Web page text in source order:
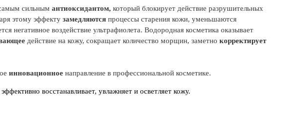
сильным антиоксидантом, который блокирует действие разрушительных
этому эффекту замедляются процессы старения кожи, уменьшаются
негативное воздействие ультрафиолета. Водородная косметика оказывает
действие на кожу, сокращает количество морщин, заметно корректирует
инновационное направление в профессиональной косметике.
восстанавливает, увлажняет и осветляет кожу.